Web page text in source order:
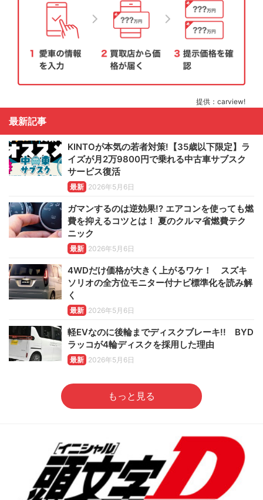
提供：carview!
最新記事
KINTOが本気の若者対策!【35歳以下限定】ラ
イズが月2万9800円で乗れる中古車サブスク
サービス復活
最新 2026年5月6日
ガマンするのは逆効果!? エアコンを使っても燃
費を抑えるコツとは！ 夏のクルマ省燃費テク
ニック
最新 2026年5月6日
4WDだけ価格が大きく上がるワケ！ スズキ
ソリオの全方位モニター付ナビ標準化を読み解
く
最新 2026年5月6日
軽EVなのに後輪までディスクブレーキ!! BYD
ラッコが4輪ディスクを採用した理由
最新 2026年5月6日
もっと見る